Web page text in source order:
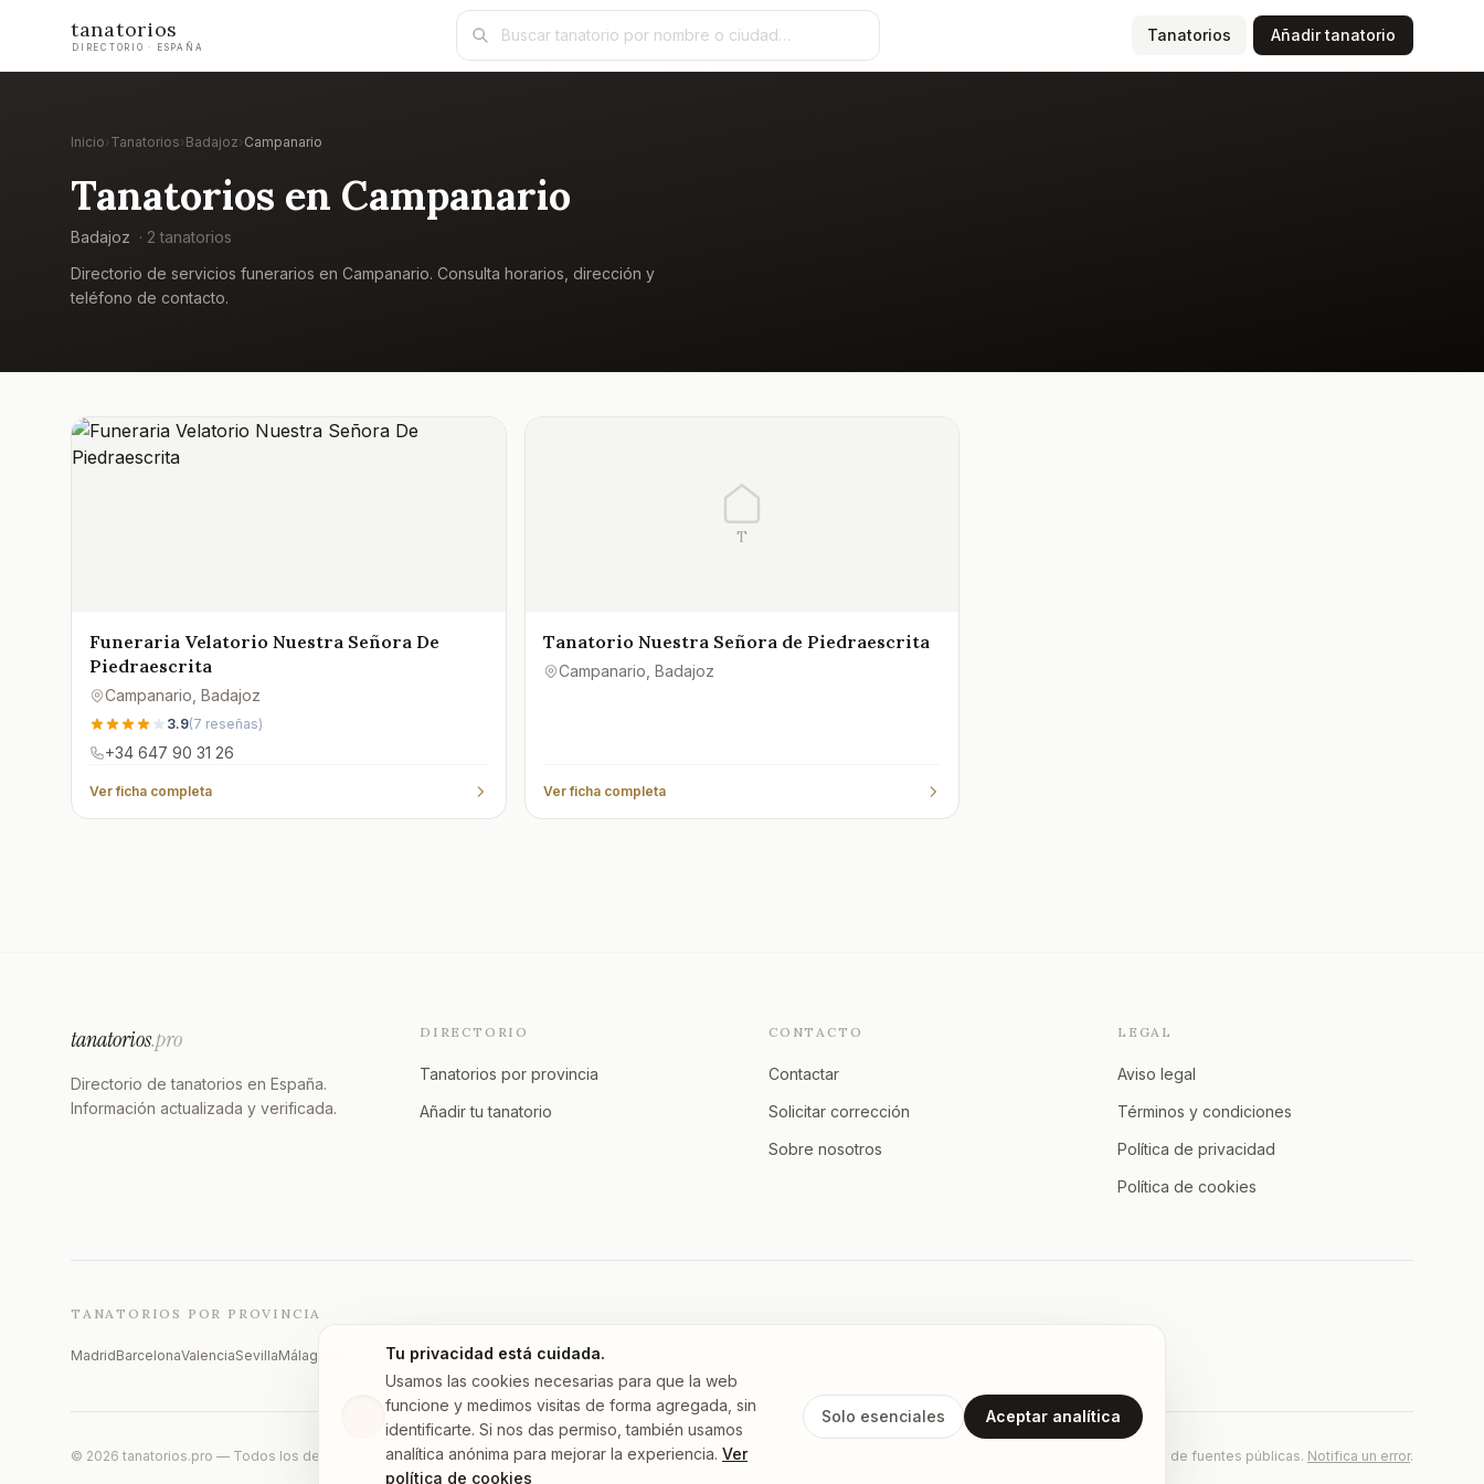
tanatorios
DIRECTORIO · ESPAÑA
Tanatorios(página actual)
Añadir tanatorio
Inicio› Tanatorios› Badajoz› Campanario
Tanatorios en Campanario
Badajoz · 2 tanatorios
Directorio de servicios funerarios en Campanario. Consulta horarios, dirección y
teléfono de contacto.
Funeraria Velatorio Nuestra Señora De
Piedraescrita
Campanario , Badajoz
3.9(7 reseñas)
+34 647 90 31 26
Ver ficha completa
T
Tanatorio Nuestra Señora de Piedraescrita
Campanario , Badajoz
Ver ficha completa
tanatorios.pro
Directorio de tanatorios en España.
Información actualizada y verificada.
DIRECTORIO
Tanatorios por provincia
Añadir tu tanatorio
CONTACTO
Contactar
Solicitar corrección
Sobre nosotros
LEGAL
Aviso legal
Términos y condiciones
Política de privacidad
Política de cookies
TANATORIOS POR PROVINCIA
MadridBarcelonaValenciaSevillaMálaga ZaragozaVizcayaMurcia A CoruñaAsturias
© 2026 tanatorios.pro — Todos los derechos reservados Los datos proceden de fuentes públicas. Notifica un error.
Tu privacidad está cuidada.
Usamos las cookies necesarias para que la web
funcione y medimos visitas de forma agregada, sin
identificarte. Si nos das permiso, también usamos
analítica anónima para mejorar la experiencia. Ver
política de cookies
Solo esenciales Aceptar analítica